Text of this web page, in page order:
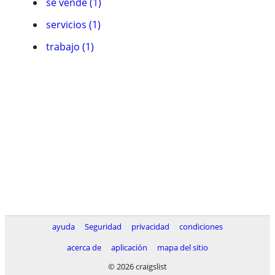
servicios (1)
trabajo (1)
ayuda Seguridad privacidad
condiciones
acerca de
aplicación
mapa del sitio
© 2026 craigslist